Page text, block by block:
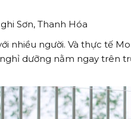
Sơn, Thanh Hóa
nhiều người. Và thực tế
dưỡng nằm ngay trên